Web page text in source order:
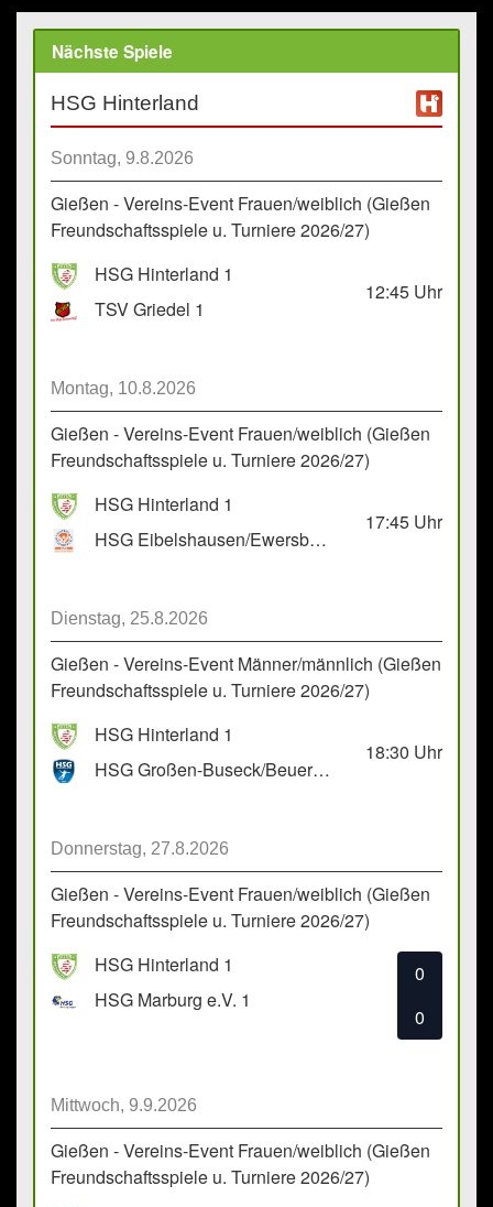
Nächste Spiele
HSG Hinterland
Sonntag, 9.8.2026
Gießen - Vereins-Event Frauen/weiblich (Gießen
Freundschaftsspiele u. Turniere 2026/27)
HSG Hinterland 1
TSV Griedel 1
12:45 Uhr
Montag, 10.8.2026
Gießen - Vereins-Event Frauen/weiblich (Gießen
Freundschaftsspiele u. Turniere 2026/27)
HSG Hinterland 1
HSG Eibelshausen/Ewersbach GbR 2
17:45 Uhr
Dienstag, 25.8.2026
Gießen - Vereins-Event Männer/männlich (Gießen
Freundschaftsspiele u. Turniere 2026/27)
HSG Hinterland 1
HSG Großen-Buseck/Beuern 1
18:30 Uhr
Donnerstag, 27.8.2026
Gießen - Vereins-Event Frauen/weiblich (Gießen
Freundschaftsspiele u. Turniere 2026/27)
HSG Hinterland 1
HSG Marburg e.V. 1
0
0
Mittwoch, 9.9.2026
Gießen - Vereins-Event Frauen/weiblich (Gießen
Freundschaftsspiele u. Turniere 2026/27)